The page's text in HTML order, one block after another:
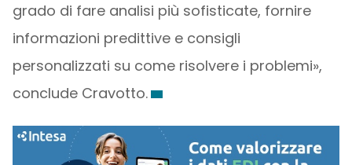
grado di fare analisi più sofisticate, fornire
informazioni predittive e consigli
personalizzati su come risolvere i problemi»,
conclude Cravotto.